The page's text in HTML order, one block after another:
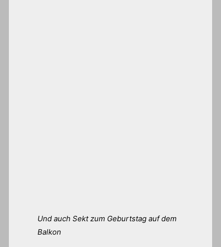
Und auch Sekt zum Geburtstag auf dem
Balkon